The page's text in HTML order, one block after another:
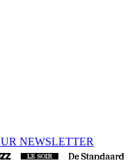
NEWSLETTER